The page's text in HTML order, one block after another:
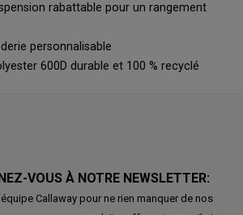
rabattable pour un rangement
personnalisable
600D durable et 100 % recyclé
VOUS À NOTRE NEWSLETTER:
Callaway pour ne rien manquer de nos